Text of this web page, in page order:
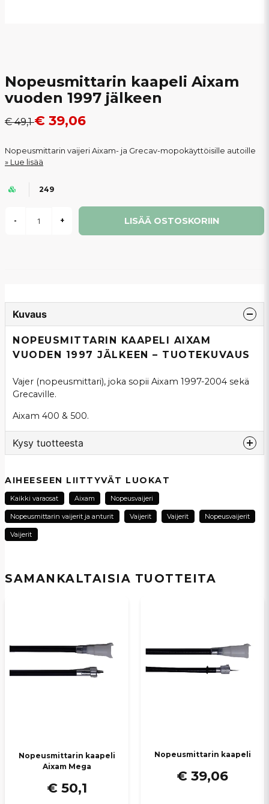
Nopeusmittarin kaapeli Aixam
vuoden 1997 jälkeen
€ 49,1€ 39,06
Nopeusmittarin vaijeri Aixam- ja Grecav-mopokäyttöisille autoille
Lue lisää
249
- + LISÄÄ OSTOSKORIIN
SAMANKALTAISIA ​​TUOTTEITA
Nopeusmittarin kaapeli
Aixam Mega
€ 50,1
Nopeusmittarin kaapeli
€ 39,06
Kuvaus
NOPEUSMITTARIN KAAPELI AIXAM
VUODEN 1997 JÄLKEEN – TUOTEKUVAUS
Vajer (nopeusmittari), joka sopii Aixam 1997-2004 sekä
Grecaville.
Aixam 400 & 500.
Kysy tuotteesta
Kysy meiltä tästä tuotteesta...
name
Nimi
email
Kyllä, voit julkaista kysymykseni
Lähetä kysymys
AIHEESEEN LIITTYVÄT LUOKAT
Kaikki varaosat Aixam Nopeusvaijeri
Nopeusmittarin vaijerit ja anturit Vaijerit Vaijerit Nopeusvaijerit
Vaijerit